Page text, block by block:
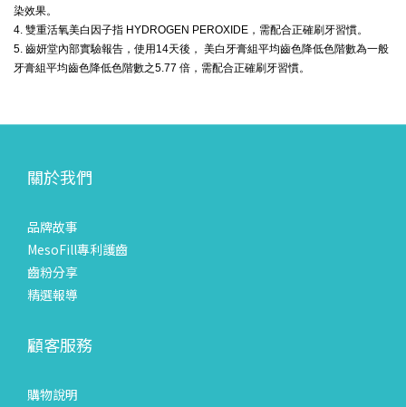
染效果。
4. 雙重活氧美白因子指 HYDROGEN PEROXIDE，需配合正確刷牙習慣。
5. 齒妍堂內部實驗報告，使用14天後， 美白牙膏組平均齒色降低色階數為一般
牙膏組平均齒色降低色階數之5.77 倍，需配合正確刷牙習慣。
關於我們
品牌故事
MesoFill專利護齒
齒粉分享
精選報導
顧客服務
購物說明